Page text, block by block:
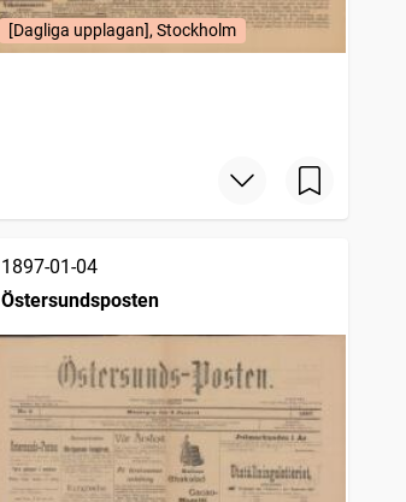
[Dagliga upplagan], Stockholm
1897-01-04
Östersundsposten